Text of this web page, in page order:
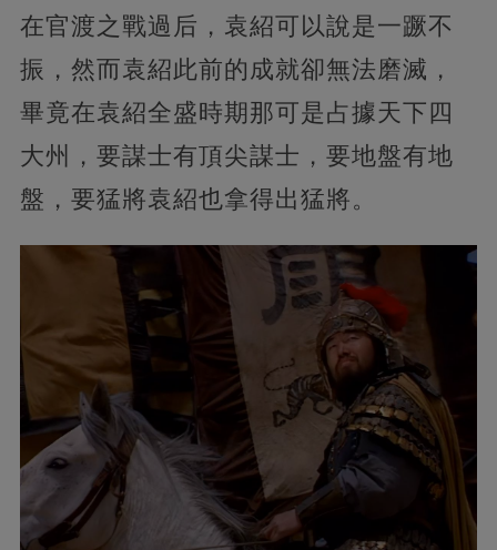
在官渡之戰過后，袁紹可以說是一蹶不
振，然而袁紹此前的成就卻無法磨滅，
畢竟在袁紹全盛時期那可是占據天下四
大州，要謀士有頂尖謀士，要地盤有地
盤，要猛將袁紹也拿得出猛將。